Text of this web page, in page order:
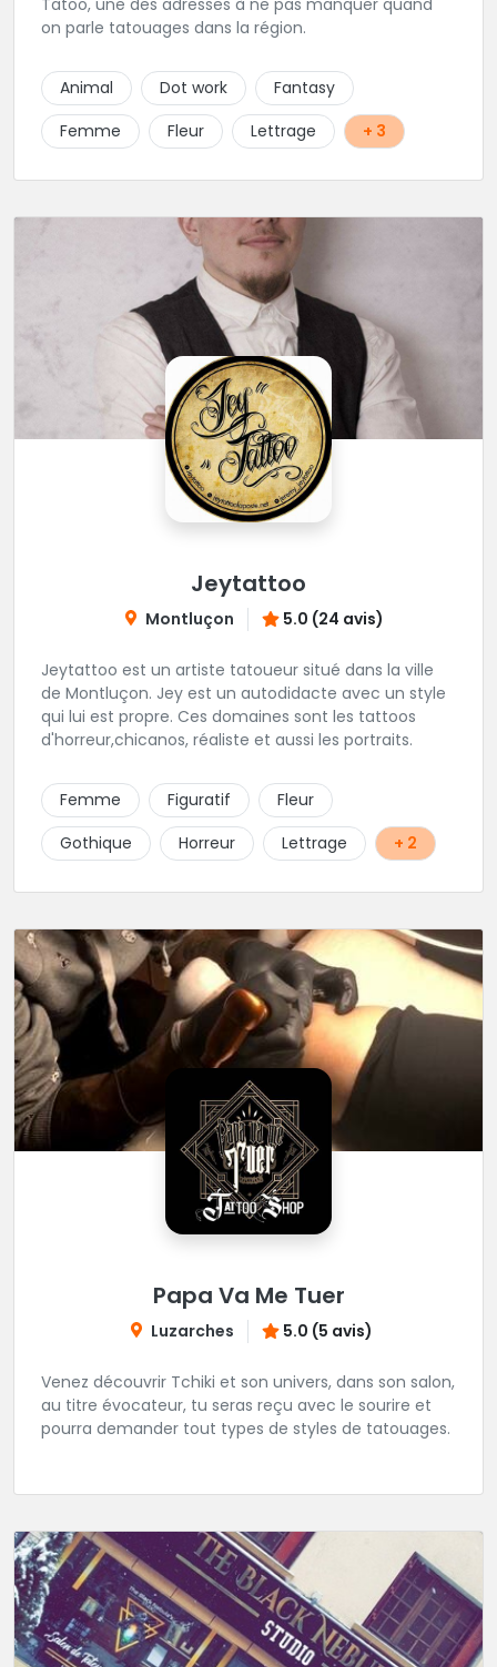
Tatoo, une des adresses à ne pas manquer quand
on parle tatouages dans la région.
Animal Dot work
Fantasy
Femme
Fleur Lettrage + 3
Jeytattoo
Montluçon 5.0 (24 avis)
Jeytattoo est un artiste tatoueur situé dans la ville
de Montluçon. Jey est un autodidacte avec un style
qui lui est propre. Ces domaines sont les tattoos
d'horreur,chicanos, réaliste et aussi les portraits.
Femme Figuratif
Fleur
Gothique
Horreur Lettrage + 2
Papa Va Me Tuer
Luzarches 5.0 (5 avis)
Venez découvrir Tchiki et son univers, dans son salon,
au titre évocateur, tu seras reçu avec le sourire et
pourra demander tout types de styles de tatouages.